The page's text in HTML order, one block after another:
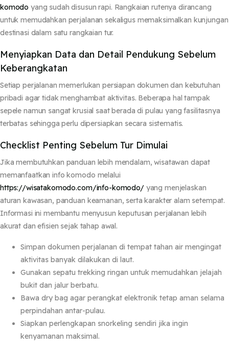
komodo yang sudah disusun rapi. Rangkaian rutenya dirancang
untuk memudahkan perjalanan sekaligus memaksimalkan kunjungan
destinasi dalam satu rangkaian tur.
Menyiapkan Data dan Detail Pendukung Sebelum
Keberangkatan
Setiap perjalanan memerlukan persiapan dokumen dan kebutuhan
pribadi agar tidak menghambat aktivitas. Beberapa hal tampak
sepele namun sangat krusial saat berada di pulau yang fasilitasnya
terbatas sehingga perlu dipersiapkan secara sistematis.
Checklist Penting Sebelum Tur Dimulai
Jika membutuhkan panduan lebih mendalam, wisatawan dapat
memanfaatkan info komodo melalui
https://wisatakomodo.com/info-komodo/yang menjelaskan
aturan kawasan, panduan keamanan, serta karakter alam setempat.
Informasi ini membantu menyusun keputusan perjalanan lebih
akurat dan efisien sejak tahap awal.
Simpan dokumen perjalanan di tempat tahan air mengingat
aktivitas banyak dilakukan di laut.
Gunakan sepatu trekking ringan untuk memudahkan jelajah
bukit dan jalur berbatu.
Bawa dry bag agar perangkat elektronik tetap aman selama
perpindahan antar-pulau.
Siapkan perlengkapan snorkeling sendiri jika ingin
kenyamanan maksimal.